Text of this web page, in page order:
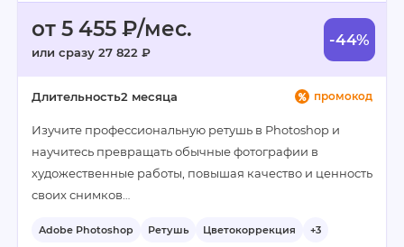
от 5 455 ₽/мес.
или сразу 27 822 ₽
-44%
промокод
Длительность2 месяца
Изучите профессиональную ретушь в Photoshop и
научитесь превращать обычные фотографии в
художественные работы, повышая качество и ценность
своих снимков…
Adobe Photoshop Ретушь Цветокоррекция +3